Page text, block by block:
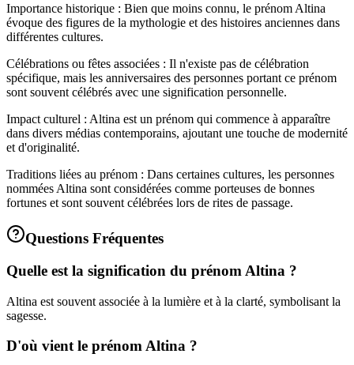
Importance historique : Bien que moins connu, le prénom Altina
évoque des figures de la mythologie et des histoires anciennes dans
différentes cultures.
Célébrations ou fêtes associées : Il n'existe pas de célébration
spécifique, mais les anniversaires des personnes portant ce prénom
sont souvent célébrés avec une signification personnelle.
Impact culturel : Altina est un prénom qui commence à apparaître
dans divers médias contemporains, ajoutant une touche de modernité
et d'originalité.
Traditions liées au prénom : Dans certaines cultures, les personnes
nommées Altina sont considérées comme porteuses de bonnes
fortunes et sont souvent célébrées lors de rites de passage.
Questions Fréquentes
Quelle est la signification du prénom Altina ?
Altina est souvent associée à la lumière et à la clarté, symbolisant la
sagesse.
D'où vient le prénom Altina ?